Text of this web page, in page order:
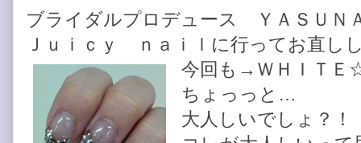
ブライダルプロデュース ＹＡＳＵＮ
Ｊｕｉｃｙ ｎａｉｌに行ってお直し
今回も→ＷＨＩＴＥ
ちょっっと…
大人しいでしょ？！